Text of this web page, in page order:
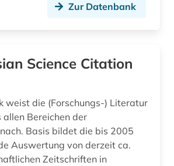
sportwissenschaften (1)
sprachwissenschaft (1)
Zur Datenbank
Science Citation
weist die (Forschungs-) Literatur
allen Bereichen der
Basis bildet die bis 2005
Auswertung von derzeit ca.
Zeitschriften in